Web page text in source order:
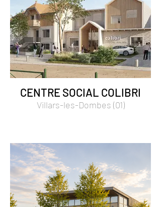
CENTRE SOCIAL COLIBRI
Villars-les-Dombes (01)